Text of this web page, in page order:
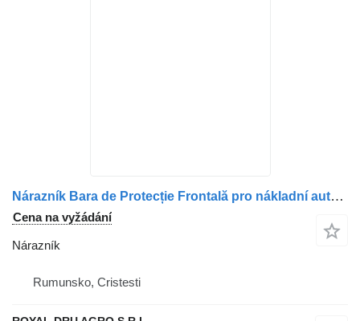
Nárazník Bara de Protecție Frontală pro nákladní auta Volvo – Coduri OEM: 1072160, 20402443, 8794384, 20402442
Cena na vyžádání
Nárazník
Rumunsko, Cristesti